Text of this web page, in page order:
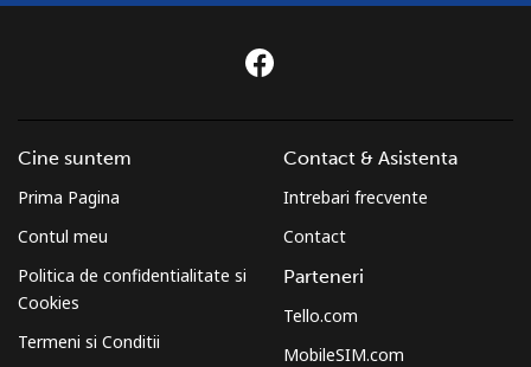
Cine suntem
Prima Pagina
Contul meu
Politica de confidentialitate si
Cookies
Termeni si Conditii
Contact & Asistenta
Intrebari frecvente
Contact
Parteneri
Tello.com
MobileSIM.com